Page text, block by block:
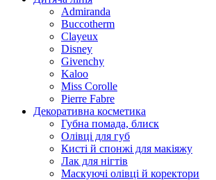
Admiranda
Buccotherm
Clayeux
Disney
Givenchy
Kaloo
Miss Corolle
Pierre Fabre
Декоративна косметика
Губна помада, блиск
Олівці для губ
Кисті й спонжі для макіяжу
Лак для нігтів
Маскуючі олівці й коректори